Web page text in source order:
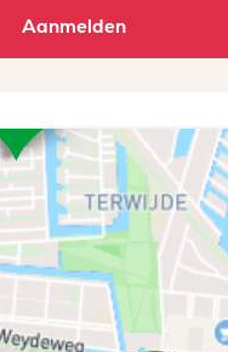
Aanmelden